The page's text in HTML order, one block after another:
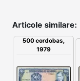
Articole similare:
500 cordobas,
1979